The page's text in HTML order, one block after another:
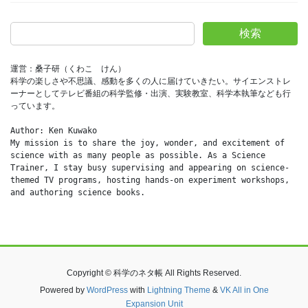
検索
運営：桑子研（くわこ　けん）
科学の楽しさや不思議、感動を多くの人に届けていきたい。サイエンストレ
ーナーとしてテレビ番組の科学監修・出演、実験教室、科学本執筆なども行
っています。
Author: Ken Kuwako
My mission is to share the joy, wonder, and excitement of
science with as many people as possible. As a Science
Trainer, I stay busy supervising and appearing on science-
themed TV programs, hosting hands-on experiment workshops,
and authoring science books.
Copyright © 科学のネタ帳 All Rights Reserved.
Powered by WordPresswith Lightning Theme & VK All in One
Expansion Unit